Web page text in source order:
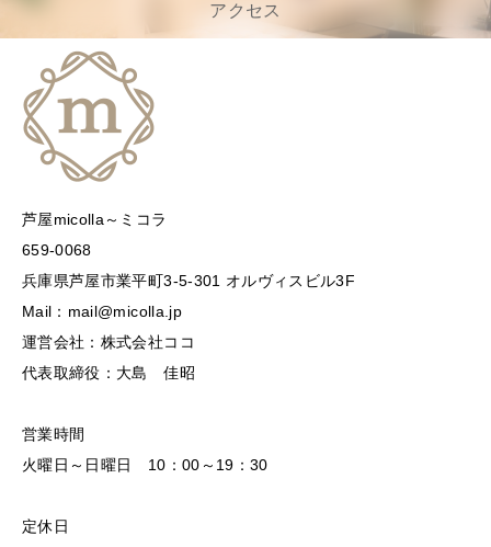
アクセス
芦屋micolla～ミコラ
659-0068
兵庫県芦屋市業平町3-5-301 オルヴィスビル3F
Mail：mail@micolla.jp
運営会社：株式会社ココ
代表取締役：大島 佳昭
営業時間
火曜日～日曜日 10：00～19：30
定休日